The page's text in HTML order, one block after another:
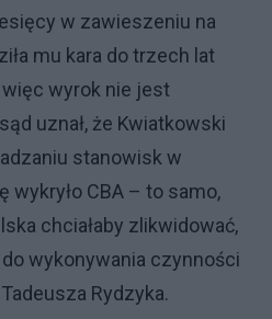
w zawieszeniu na
mu kara do trzech lat
wyrok nie jest
uznał, że Kwiatkowski
stanowisk w
wykryło CBA – to samo,
chciałaby zlikwidować,
wykonywania czynności
Rydzyka.